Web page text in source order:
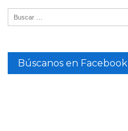
Búscanos en Facebook